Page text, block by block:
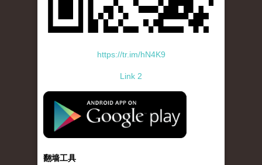
https://tr.im/hN4K9
Link 2
standard-icon-googleplay-app-store.png
翻墙工具